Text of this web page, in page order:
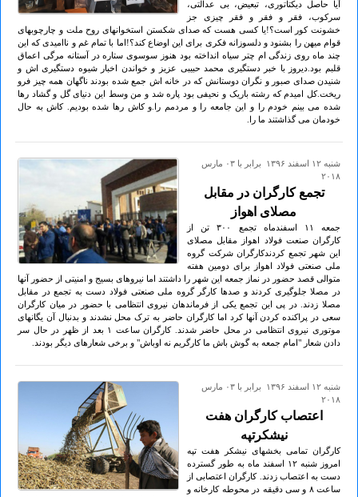
آیا حاصل دیکتاتوری، تبعیض، بی عدالتی،
سرکوب، فقر و فقر و فقر چیزی جز
خشونت کور است؟!یا کسی هست که صدای شکستن استخوانهای روح ملت و چارچوبهای
قوام میهن را بشنود و دلسوزانه فکری برای این اوضاع کند؟!اما با تمام غم و ناامیدی که این
چند ماه روی زندگی ام چتر سیاه انداخته بود هنوز سوسوی ستاره در آستانه مرگی اعماق
قلبم بود.دیروز با خبر دستگیری محمد حبیبی عزیز و خواندن اخبار شیوه دستگیری اش و
شنیدن صدای صبور و نگران دوستانش که در خانه اش جمع شده بودند ناگهان همه چیز فرو
ریخت.کل امیدم که رشته باریک و نحیفی بود پاره شد و من وسط این دنیای گل و گشاد رها
شده می بینم خودم را و این جامعه را و مردمم را.و کاش رها شده بودیم. کاش به حال
خودمان می گذاشتند ما را.
شنبه ۱۲ اسفند ۱۳۹۶ برابر با ۰۳ مارس
۲۰۱۸
تجمع کارگران در مقابل
مصلای اهواز
جمعه ۱۱ اسفندماه تجمع ۳٠٠ تن از
کارگران صنعت فولاد اهواز مقابل مصلای
این شهر تجمع کردندکارگران شرکت گروه
ملی صنعتی فولاد اهواز برای دومین هفته
متوالی قصد حضور در نماز جمعه این شهر را داشتند اما نیروهای بسیج و امنیتی از حضور آنها
در مصلا جلوگیری کردند و صدها کارگر گروه ملی صنعتی فولاد دست به تجمع در مقابل
مصلا زدند. در پی این تجمع یکی از فرماندهان نیروی انتظامی با حضور در میان کارگران
سعی در پراکنده کردن آنها کرد اما کارگران حاضر به ترک محل نشدند و بدنبال آن یگانهای
موتوری نیروی انتظامی در محل حاضر شدند. کارگران ساعت ۱ بعد از ظهر در حال سر
دادن شعار "امام جمعه به گوش باش ما کارگریم نه اوباش" و برخی شعارهای دیگر بودند.
شنبه ۱۲ اسفند ۱۳۹۶ برابر با ۰۳ مارس
۲۰۱۸
اعتصاب کارگران هفت
نیشکرتپه
کارگران تمامی بخشهای نیشکر هفت تپه
امروز شنبه ۱۲ اسفند ماه به طور گسترده
دست به اعتصاب زدند. کارگران اعتصابی از
ساعت ۸ و سی دقیقه در محوطه کارخانه و